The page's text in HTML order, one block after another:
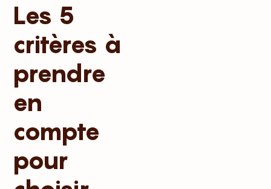
Les 5
critères à
prendre
en
compte
pour